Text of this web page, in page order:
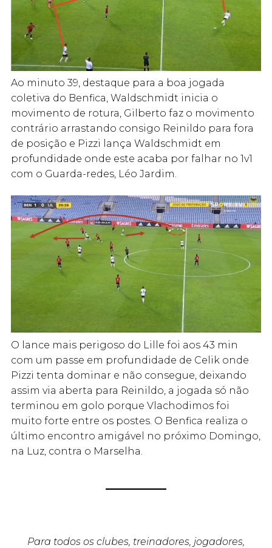
Ao minuto 39, destaque para a boa jogada
coletiva do Benfica, Waldschmidt inicia o
movimento de rotura, Gilberto faz o movimento
contrário arrastando consigo Reinildo para fora
de posição e Pizzi lança Waldschmidt em
profundidade onde este acaba por falhar no 1v1
com o Guarda-redes, Léo Jardim.
O lance mais perigoso do Lille foi aos 43 min
com um passe em profundidade de Celik onde
Pizzi tenta dominar e não consegue, deixando
assim via aberta para Reinildo, a jogada só não
terminou em golo porque Vlachodimos foi
muito forte entre os postes. O Benfica realiza o
último encontro amigável no próximo Domingo,
na Luz, contra o Marselha.
Para todos os clubes, treinadores, jogadores,